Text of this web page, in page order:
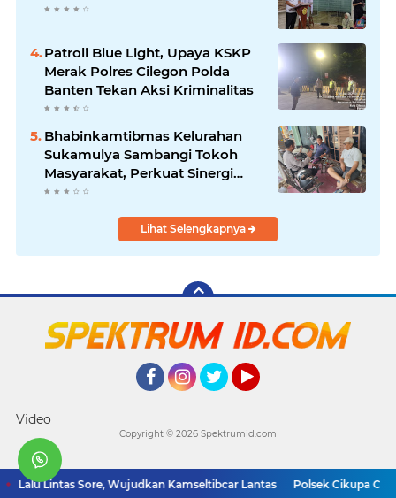
Patroli Blue Light, Upaya KSKP
Merak Polres Cilegon Polda
Banten Tekan Aksi Kriminalitas
Bhabinkamtibmas Kelurahan
Sukamulya Sambangi Tokoh
Masyarakat, Perkuat Sinergi
Jaga Kamtibmas
Lihat Selengkapnya
Video
Lintas Sore, Wujudkan Kamseltibcar Lantas Polsek Cikupa Cek
Copyright © 2026 Spektrumid.com